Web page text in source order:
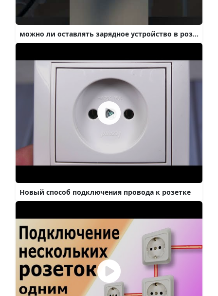
можно ли оставлять зарядное устройство в розетке #shorts
Новый способ подключения провода к розетке